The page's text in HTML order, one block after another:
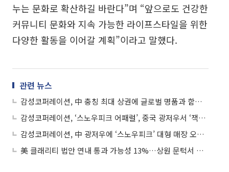
누는 문화로 확산하길 바란다”며 “앞으로도 건강한
커뮤니티 문화와 지속 가능한 라이프스타일을 위한
다양한 활동을 이어갈 계획”이라고 말했다.
관련 뉴스
감성코퍼레이션, 中 충칭 최대 상권에 글로벌 명품과 함께 외부 전면매창 배치
감성코퍼레이션, ‘스노우피크 어패럴’, 중국 광저우서 ‘잭팟’… 오픈 당일 매출 2.2억 돌파
감성코퍼레이션, 中 광저우에 ‘스노우피크’ 대형 매장 오픈…글로벌 영토 확장 가속
美 클래리티 법안 연내 통과 가능성 13%…상원 문턱서 제동